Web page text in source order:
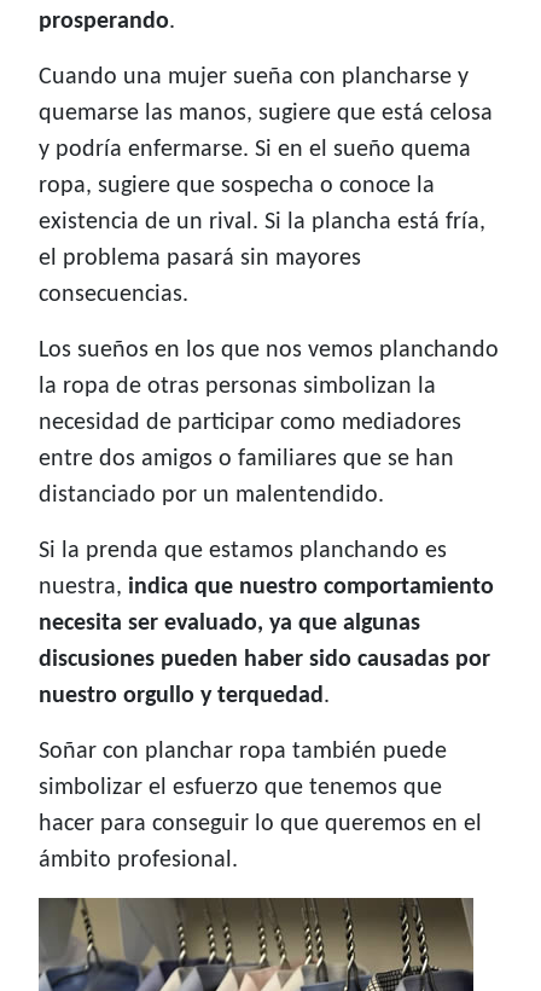
prosperando.
Cuando una mujer sueña con plancharse y
quemarse las manos, sugiere que está celosa
y podría enfermarse. Si en el sueño quema
ropa, sugiere que sospecha o conoce la
existencia de un rival. Si la plancha está fría,
el problema pasará sin mayores
consecuencias.
Los sueños en los que nos vemos planchando
la ropa de otras personas simbolizan la
necesidad de participar como mediadores
entre dos amigos o familiares que se han
distanciado por un malentendido.
Si la prenda que estamos planchando es
nuestra, indica que nuestro comportamiento
necesita ser evaluado, ya que algunas
discusiones pueden haber sido causadas por
nuestro orgullo y terquedad.
Soñar con planchar ropa también puede
simbolizar el esfuerzo que tenemos que
hacer para conseguir lo que queremos en el
ámbito profesional.